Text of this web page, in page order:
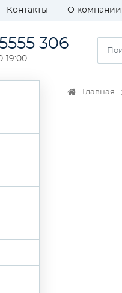
Контакты О компании
306
19:00
Главная